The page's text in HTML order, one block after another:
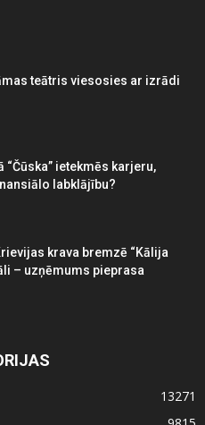
teātris viesosies ar izrādi
“Čūska” ietekmēs karjeru,
labklājību?
krava bremzē “Kālija
– uzņēmums pieprasa
13271